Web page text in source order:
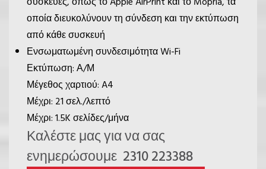
οποία διευκολύνουν τη σύνδεση και την εκτύπωση
από κάθε συσκευή
Ενσωματωμένη συνδεσιμότητα Wi-Fi
Εκτύπωση: Α/Μ
Μέγεθος χαρτιού: A4
Μέχρι: 21σελ./λεπτό
Μέχρι:1.5Kσελίδες/μήνα
Καλέστε μας για να σας
ενημερώσουμε 2310 223388